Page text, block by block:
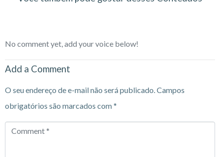
No comment yet, add your voice below!
Add a Comment
O seu endereço de e-mail não será publicado.Campos
obrigatórios são marcados com*
Comment